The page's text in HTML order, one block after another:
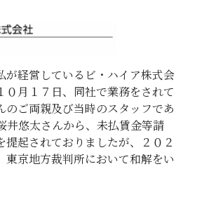
が経営しているビ・ハイア株式会
０月１７日、同社で業務をされて
のご両親及び当時のスタッフであ
井悠太さんから、未払賃金等請
提起されておりましたが、２０２
東京地方裁判所において和解をい